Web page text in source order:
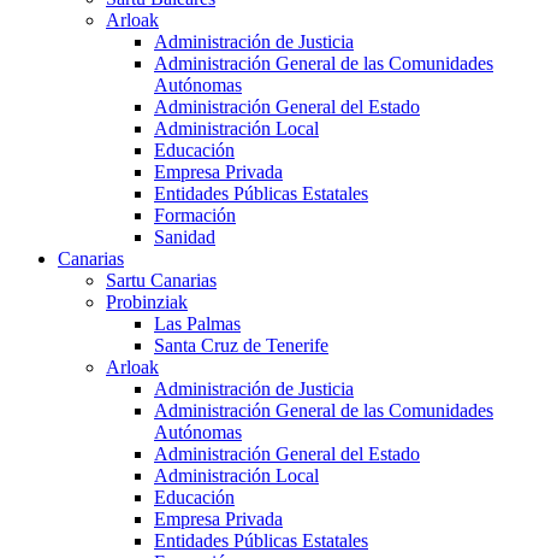
Arloak
Administración de Justicia
Administración General de las Comunidades
Autónomas
Administración General del Estado
Administración Local
Educación
Empresa Privada
Entidades Públicas Estatales
Formación
Sanidad
Canarias
Sartu Canarias
Probinziak
Las Palmas
Santa Cruz de Tenerife
Arloak
Administración de Justicia
Administración General de las Comunidades
Autónomas
Administración General del Estado
Administración Local
Educación
Empresa Privada
Entidades Públicas Estatales